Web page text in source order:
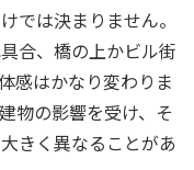
では決まりません。
合、橋の上かビル街
感はかなり変わりま
物の影響を受け、そ
きく異なることがあ